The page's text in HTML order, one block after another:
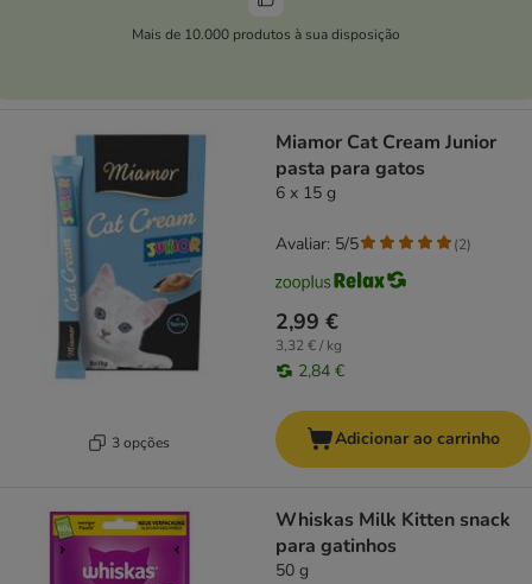
Mais de 10.000 produtos à sua disposição
3 opções
Miamor Cat Cream Junior
pasta para gatos
6 x 15 g
2,99 €
3,32 € / kg
2,84 €
Avaliar: 5/5 (2)
Adicionar ao carrinho
Whiskas Milk Kitten snack
para gatinhos
50 g